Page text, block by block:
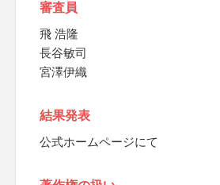
審査員
飛 浩隆
長谷敏司
宮澤伊織
結果発表
公式ホームページにて